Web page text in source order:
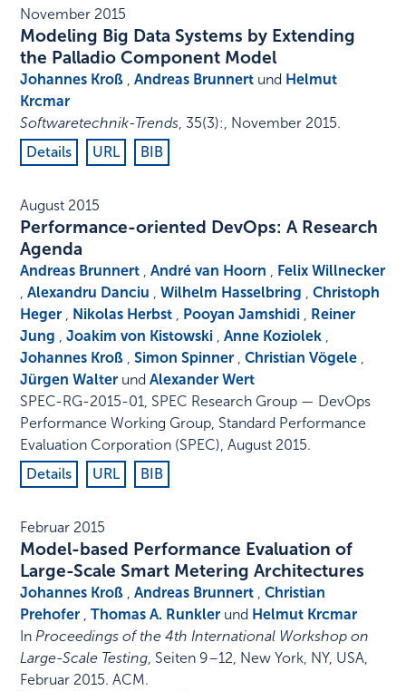
November 2015
Modeling Big Data Systems by Extending
the Palladio Component Model
Johannes Kroß ,Andreas Brunnert und Helmut
Krcmar
Softwaretechnik-Trends, 35(3):, November 2015.
Details
URL BIB
August 2015
Performance-oriented DevOps: A Research
Agenda
Andreas Brunnert ,André van Hoorn , Felix Willnecker
,Alexandru Danciu ,Wilhelm Hasselbring ,Christoph
Heger , Nikolas Herbst , Pooyan Jamshidi , Reiner
Jung ,Joakim von Kistowski ,Anne Koziolek ,
Johannes Kroß ,Simon Spinner ,Christian Vögele ,
Jürgen Walter undAlexander Wert
SPEC-RG-2015-01, SPEC Research Group — DevOps
Performance Working Group, Standard Performance
Evaluation Corporation (SPEC),August 2015.
Details
URL BIB
Februar 2015
Model-based Performance Evaluation of
Large-Scale Smart Metering Architectures
Johannes Kroß ,Andreas Brunnert ,Christian
Prehofer ,Thomas A. Runkler und Helmut Krcmar
InProceedings of the 4th International Workshop on
Large-Scale Testing, Seiten 9–12, New York, NY, USA,
Februar 2015.ACM.